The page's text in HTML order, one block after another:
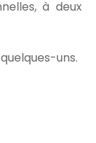
à deux
uns.